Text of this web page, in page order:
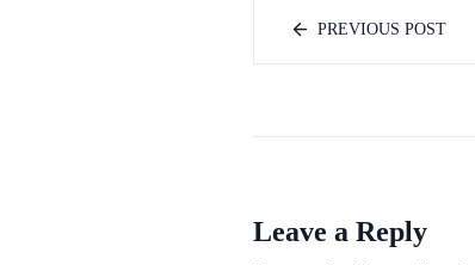
PREVIOUS POST
Leave a Reply